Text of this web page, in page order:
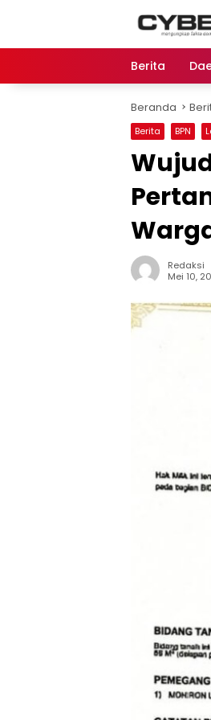
Berita
Beranda
Berita BPN
Redaksi
Mei 10,